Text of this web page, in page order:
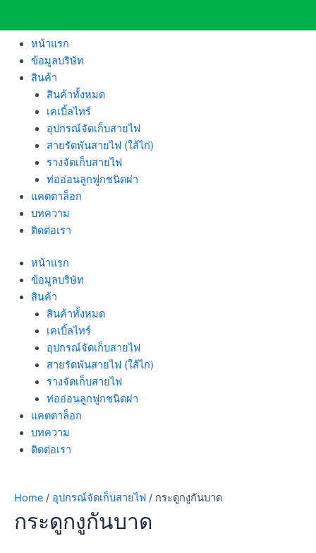
หน้าแรก
ข้อมูลบริษัท
สินค้า
สินค้าทั้งหมด
เคเบิ้ลไทร์
อุปกรณ์จัดเก็บสายไฟ
สายรัดพันสายไฟ (ใส้ไก่)
รางจัดเก็บสายไฟ
ท่ออ่อนลูกฟูกชนิดผ่า
แคตตาล็อก
บทความ
ติดต่อเรา
หน้าแรก
ข้อมูลบริษัท
สินค้า
สินค้าทั้งหมด
เคเบิ้ลไทร์
อุปกรณ์จัดเก็บสายไฟ
สายรัดพันสายไฟ (ใส้ไก่)
รางจัดเก็บสายไฟ
ท่ออ่อนลูกฟูกชนิดผ่า
แคตตาล็อก
บทความ
ติดต่อเรา
Home / อุปกรณ์จัดเก็บสายไฟ / กระดูกงูกันบาด
กระดูกงูกันบาด